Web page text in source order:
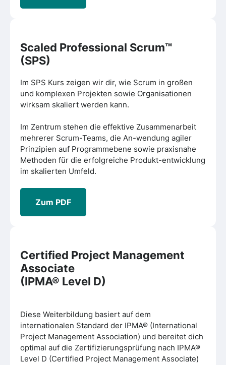
Scaled Professional Scrum™
(SPS)
Im SPS Kurs zeigen wir dir, wie Scrum in großen
und komplexen Projekten sowie Organisationen
wirksam skaliert werden kann.
Im Zentrum stehen die effektive Zusammenarbeit
mehrerer Scrum-Teams, die An-wendung agiler
Prinzipien auf Programmebene sowie praxisnahe
Methoden für die erfolgreiche Produkt-entwicklung
im skalierten Umfeld.
Zum PDF
Certified Project Management
Associate
(IPMA® Level D)
Diese Weiterbildung basiert auf dem
internationalen Standard der IPMA® (International
Project Management Association) und bereitet dich
optimal auf die Zertifizierungsprüfung nach IPMA®
Level D (Certified Project Management Associate)